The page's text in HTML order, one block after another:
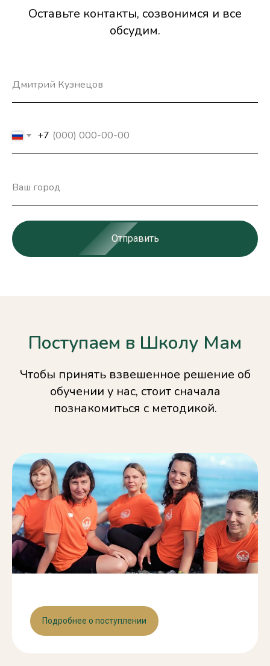
Оставьте контакты, созвонимся и все
обсудим.
+7
Отправить
Поступаем в Школу Мам
Чтобы принять взвешенное решение об
обучении у нас, стоит сначала
познакомиться с методикой.
Подробнее о поступлении